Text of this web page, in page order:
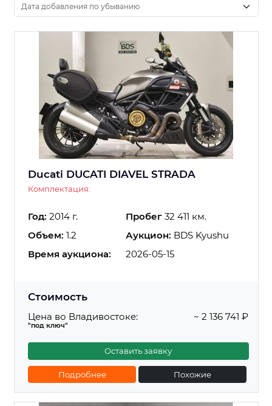
Ducati DUCATI DIAVEL STRADA
Комплектация:
Год: 2014 г. Пробег 32 411 км.
Объем: 1.2 Аукцион: BDS Kyushu
Время аукциона:
2026-05-15
Стоимость
Цена во Владивостоке:
"под ключ"
~ 2 136 741 ₽
Оставить заявку
Подробнее Похожие